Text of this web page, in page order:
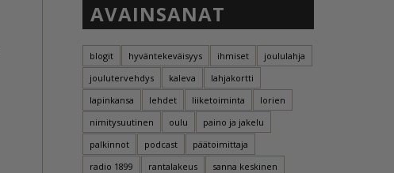
AVAINSANAT
blogit hyväntekeväisyys ihmiset
joululahja
joulutervehdys
kaleva
lahjakortti
lapinkansa
lehdet liiketoiminta
lorien
nimitysuutinen
oulu
paino ja jakelu
palkinnot
podcast
päätoimittaja
radio 1899
rantalakeus
sanna keskinen